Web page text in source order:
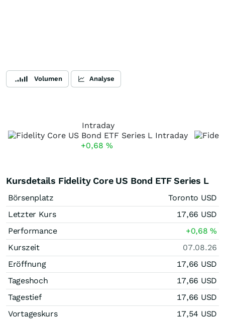
Volumen Analyse
Intraday
+0,68 %
Kursdetails Fidelity Core US Bond ETF Series L
Börsenplatz
Toronto USD
Letzter Kurs
17,66 USD
Performance
+0,68%
Kurszeit
07.08.26
Eröffnung
17,66 USD
Tageshoch
17,66 USD
Tagestief
17,66 USD
Vortageskurs
17,54 USD